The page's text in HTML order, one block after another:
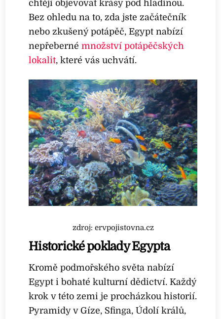
chtějí objevovat krásy pod hladinou.
Bez ohledu na to, zda jste začátečník
nebo zkušený potápěč, Egypt nabízí
nepřebernémnožství potápěčských
lokalit, které vás uchvátí.
zdroj: ervpojistovna.cz
Historické poklady Egypta
Kromě podmořského světa nabízí
Egypt i bohaté kulturní dědictví. Každý
krok v této zemi je procházkou historií.
Pyramidy v Gíze, Sfinga, Údolí králů,